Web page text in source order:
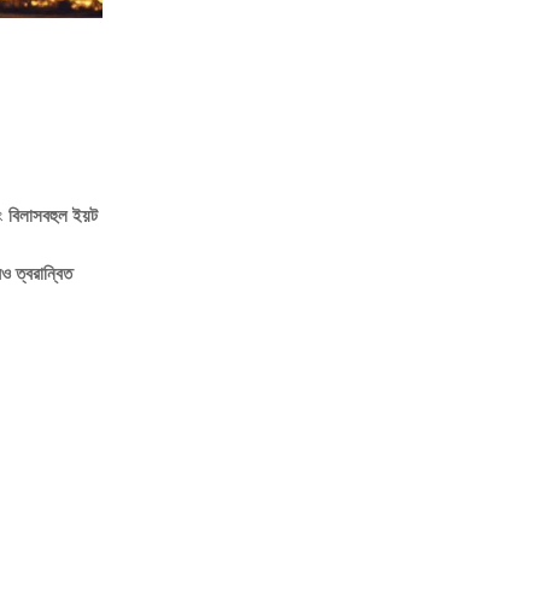
বিলাসবহুল ইয়ট
ত্বরান্বিত